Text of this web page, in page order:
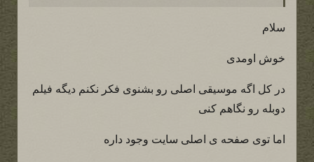
سلام
خوش اومدی
در کل اگه موسیقی اصلی رو بشنوی فکر نکنم دیگه فیلم
دوبله رو نگاهم کنی
اما توی صفحه ی اصلی سایت وجود داره